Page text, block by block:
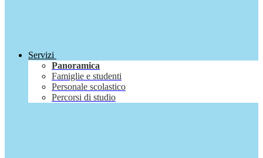
Servizi
Panoramica
Famiglie e studenti
Personale scolastico
Percorsi di studio